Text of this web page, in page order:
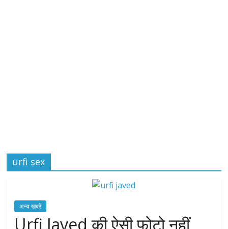
urfi sex
अन्य खबरें
Urfi Javed की ऐसी फोटो नहीं